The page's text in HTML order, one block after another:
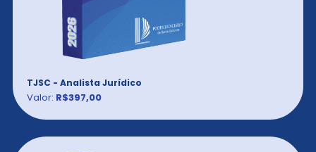
TJSC - Analista Jurídico
Valor: R$397,00